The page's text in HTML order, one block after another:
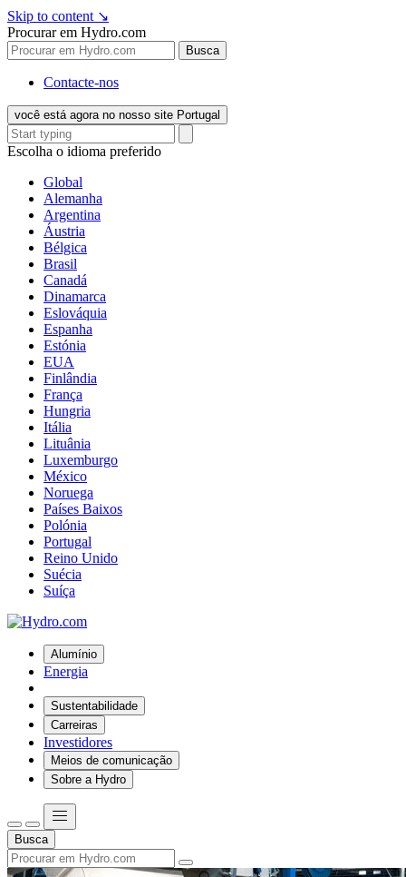
Skip to content ↘
Procurar em Hydro.com
Busca
Contacte-nos
você está agora no nosso site Portugal
Escolha o idioma preferido
Global
Alemanha
Argentina
Áustria
Bélgica
Brasil
Canadá
Dinamarca
Eslováquia
Espanha
Estónia
EUA
Finlândia
França
Hungria
Itália
Lituânia
Luxemburgo
México
Noruega
Países Baixos
Polónia
Portugal
Reino Unido
Suécia
Suíça
Alumínio
Energia
Sustentabilidade
Carreiras
Investidores
Meios de comunicação
Sobre a Hydro
Busca